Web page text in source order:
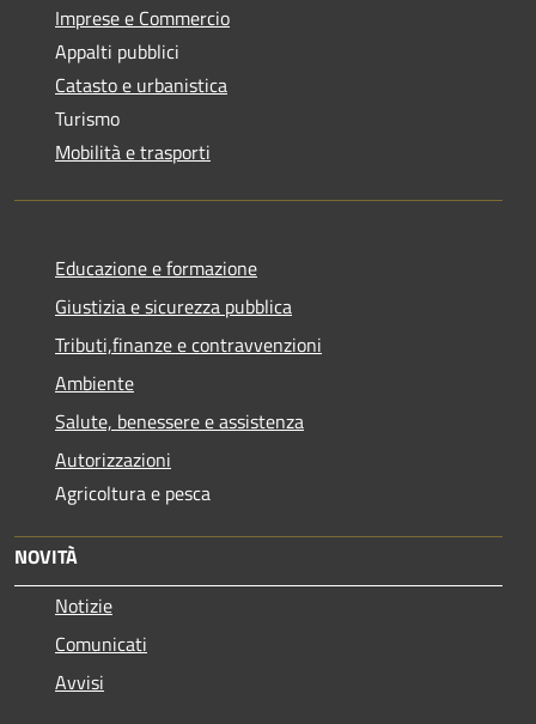
Imprese e Commercio
Appalti pubblici
Catasto e urbanistica
Turismo
Mobilità e trasporti
Educazione e formazione
Giustizia e sicurezza pubblica
Tributi,finanze e contravvenzioni
Ambiente
Salute, benessere e assistenza
Autorizzazioni
Agricoltura e pesca
NOVITÀ
Notizie
Comunicati
Avvisi